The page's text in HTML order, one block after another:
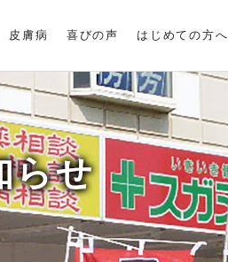
皮膚病 喜びの声 はじめての方へ
らせ